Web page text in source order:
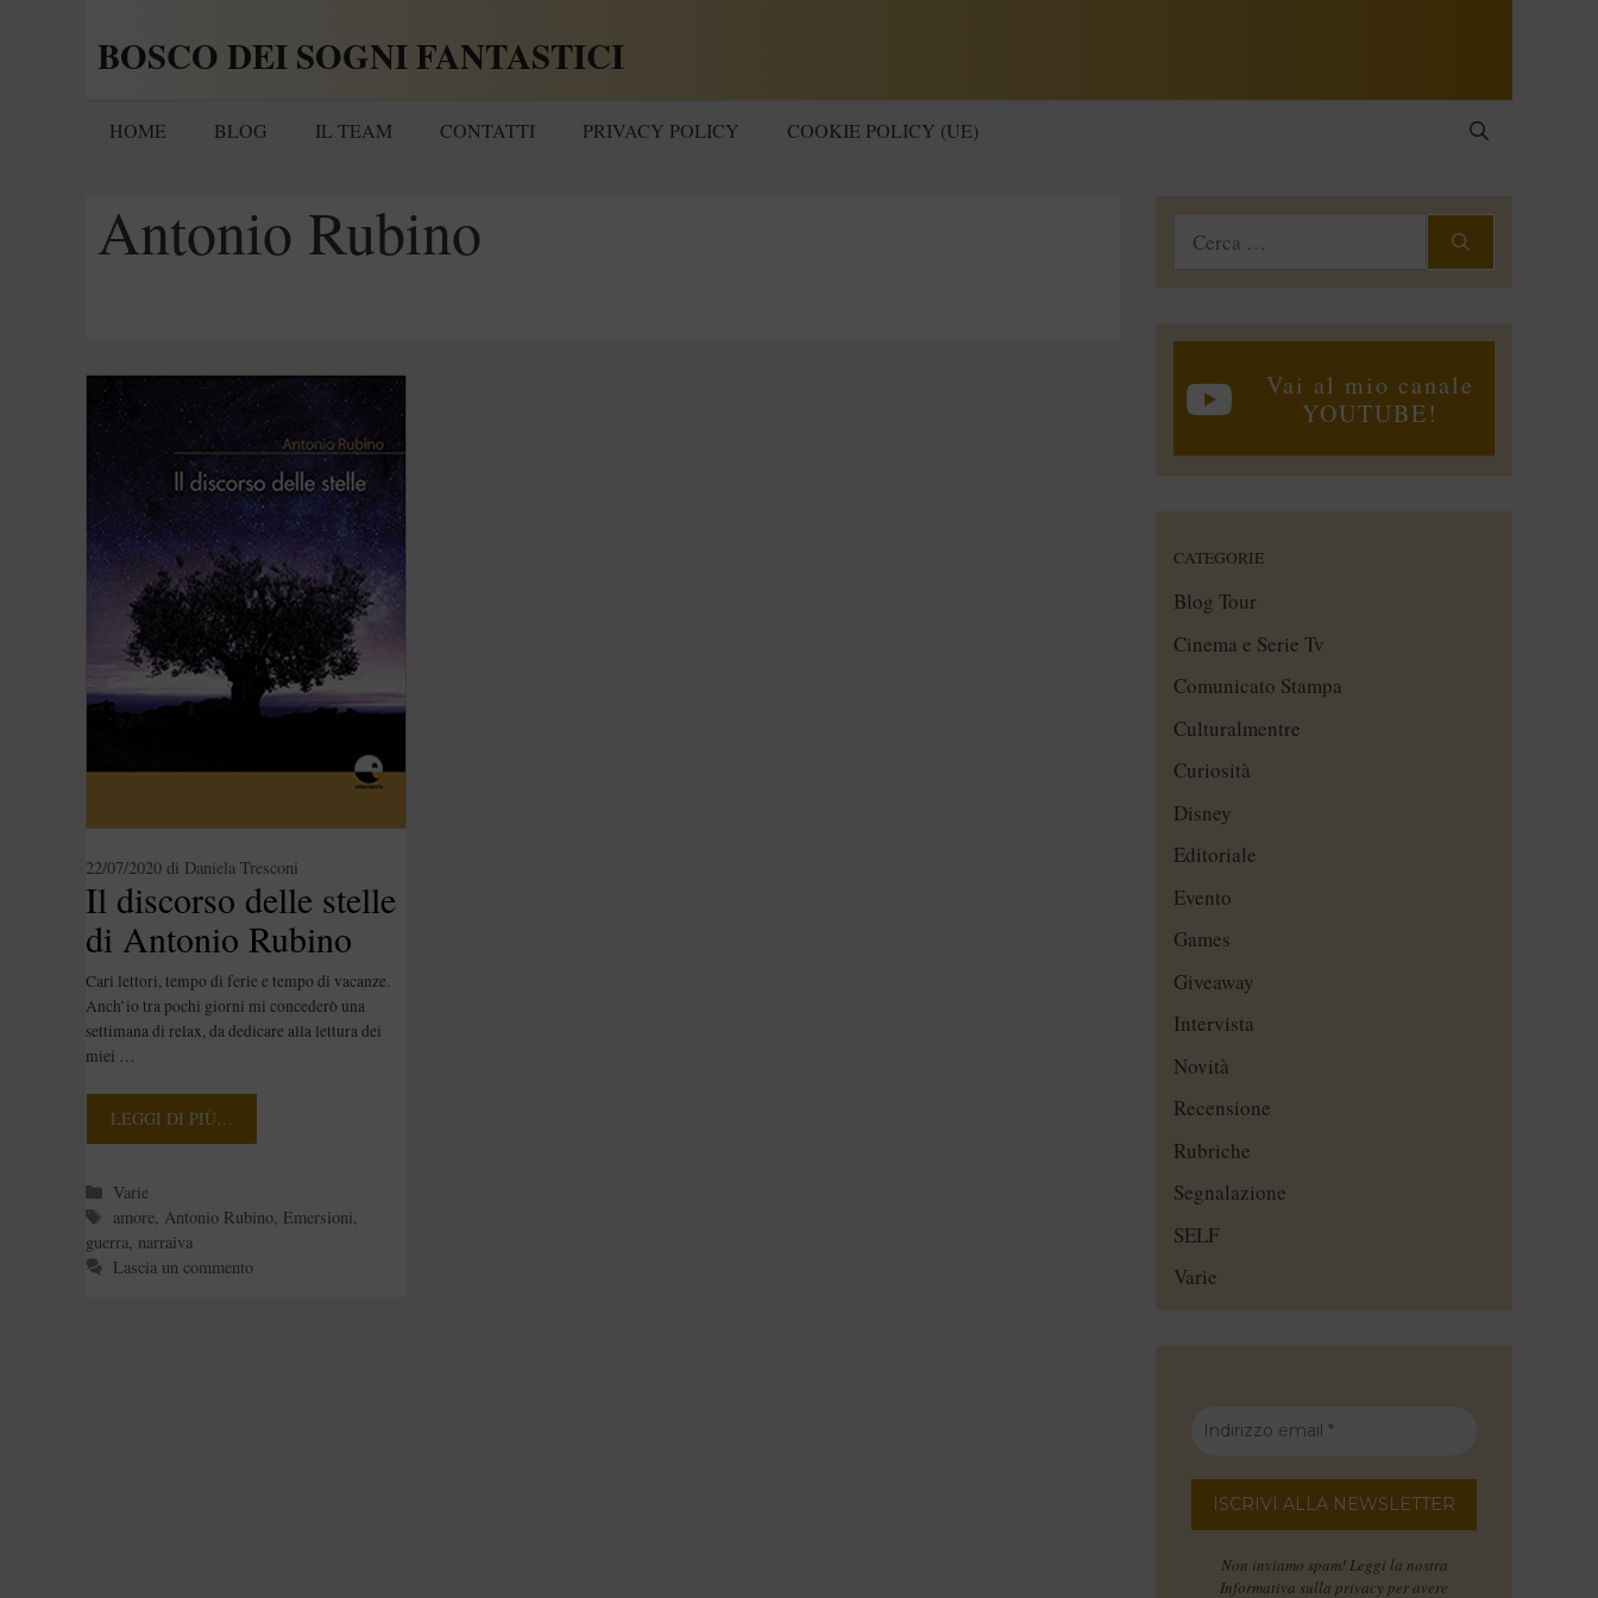
BOSCO DEI SOGNI FANTASTICI
HOME BLOG IL TEAM CONTATTI PRIVACY POLICY COOKIE POLICY (UE)
Antonio Rubino
Il discorso delle stelle
di Antonio Rubino
[Recensione]
22/07/2020 di Daniela Tresconi
Cari lettori, tempo di ferie e tempo di vacanze.
Anch’io tra pochi giorni mi concederò una
settimana di relax, da dedicare alla lettura dei
miei …
LEGGI DI PIÙ…
Categorie
Varie
Tag
amore, Antonio Rubino, Emersioni,
guerra, narraiva
Lascia un commento
Ricerca
Vai al mio canale
YOUTUBE!
CATEGORIE
Blog Tour
Cinema e Serie Tv
Comunicato Stampa
Culturalmentre
Curiosità
Disney
Editoriale
Evento
Games
Giveaway
Intervista
Novità
Recensione
Rubriche
Segnalazione
SELF
Varie
Non inviamo spam! Leggi la nostra
Informativa sulla privacy per avere